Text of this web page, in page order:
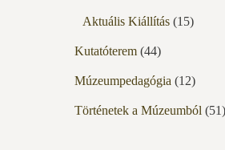
Aktuális Kiállítás(15)
Kutatóterem(44)
Múzeumpedagógia (12)
Történetek a Múzeumból (51)